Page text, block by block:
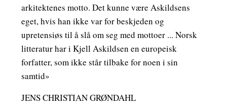
arkitektenes motto. Det kunne være Askildsens
eget, hvis han ikke var for beskjeden og
upretensiøs til å slå om seg med mottoer ... Norsk
litteratur har i Kjell Askildsen en europeisk
forfatter, som ikke står tilbake for noen i sin
samtid»
JENS CHRISTIAN GRØNDAHL